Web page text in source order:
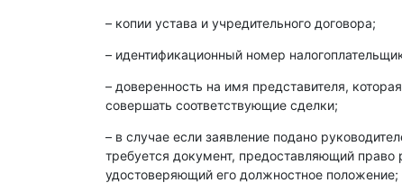
– копии устава и учредительного договора;
– идентификационный номер
– доверенность на имя представителя,
совершать соответствующие сделки;
– в случае если заявление подано
требуется документ, предоставляющий
удостоверяющий его должностное положение;